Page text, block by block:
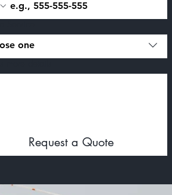
one
Request a Quote